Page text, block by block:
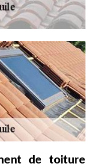
de toiture